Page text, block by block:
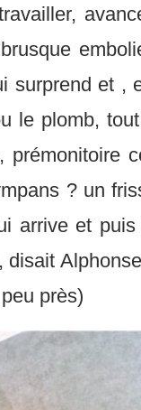
surprend et ,
le plomb,
prémonitoire
? un
arrive et
près)